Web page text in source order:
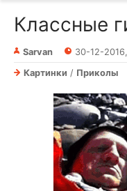
Классные
Sarvan 30-12-
Картинки / Приколы